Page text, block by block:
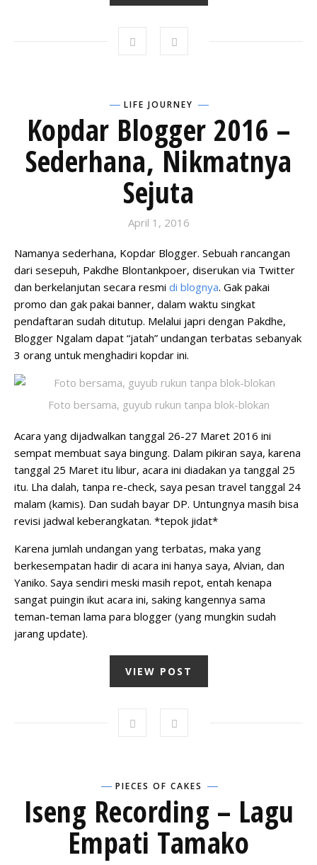
LIFE JOURNEY
Kopdar Blogger 2016 –
Sederhana, Nikmatnya
Sejuta
April 1, 2016
Namanya sederhana, Kopdar Blogger. Sebuah rancangan
dari sesepuh, Pakdhe Blontankpoer, diserukan via Twitter
dan berkelanjutan secara resmi di blognya. Gak pakai
promo dan gak pakai banner, dalam waktu singkat
pendaftaran sudah ditutup. Melalui japri dengan Pakdhe,
Blogger Ngalam dapat “jatah” undangan terbatas sebanyak
3 orang untuk menghadiri kopdar ini.
Foto bersama, guyub rukun tanpa blok-blokan
Acara yang dijadwalkan tanggal 26-27 Maret 2016 ini
sempat membuat saya bingung. Dalam pikiran saya, karena
tanggal 25 Maret itu libur, acara ini diadakan ya tanggal 25
itu. Lha dalah, tanpa re-check, saya pesan travel tanggal 24
malam (kamis). Dan sudah bayar DP. Untungnya masih bisa
revisi jadwal keberangkatan. *tepok jidat*
Karena jumlah undangan yang terbatas, maka yang
berkesempatan hadir di acara ini hanya saya, Alvian, dan
Yaniko. Saya sendiri meski masih repot, entah kenapa
sangat puingin ikut acara ini, saking kangennya sama
teman-teman lama para blogger (yang mungkin sudah
jarang update).
VIEW POST
PIECES OF CAKES
Iseng Recording – Lagu
Empati Tamako